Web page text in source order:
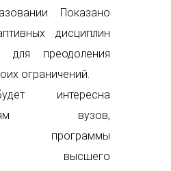
Показано
дисциплин
для преодоления
ограничений.
интересна
вузов,
программы
высшего